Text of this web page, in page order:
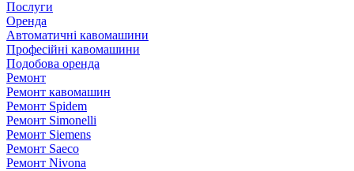
Послуги
Оренда
Автоматичні кавомашини
Професійні кавомашини
Подобова оренда
Ремонт
Ремонт кавомашин
Ремонт Spidem
Ремонт Simonelli
Ремонт Siemens
Ремонт Saeco
Ремонт Nivona